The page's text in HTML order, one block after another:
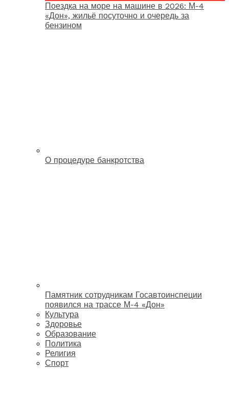
Поездка на море на машине в 2026: М-4
«Дон», жильё посуточно и очередь за
бензином
О процедуре банкротства
Памятник сотрудникам Госавтоинспеции
появился на трассе М-4 «Дон»
Культура
Здоровье
Образование
Политика
Религия
Спорт